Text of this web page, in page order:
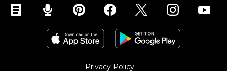
Privacy Policy